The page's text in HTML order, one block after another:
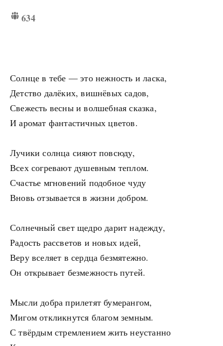
634
Солнце в тебе — это нежность и ласка,
Детство далёких, вишнёвых садов,
Свежесть весны и волшебная сказка,
И аромат фантастичных цветов.
Лучики солнца сияют повсюду,
Всех согревают душевным теплом.
Счастье мгновений подобное чуду
Вновь отзывается в жизни добром.
Солнечный свет щедро дарит надежду,
Радость рассветов и новых идей,
Веру вселяет в сердца безмятежно.
Он открывает безмежность путей.
Мысли добра прилетят бумерангом,
Мигом откликнутся благом земным.
С твёрдым стремлением жить неустанно